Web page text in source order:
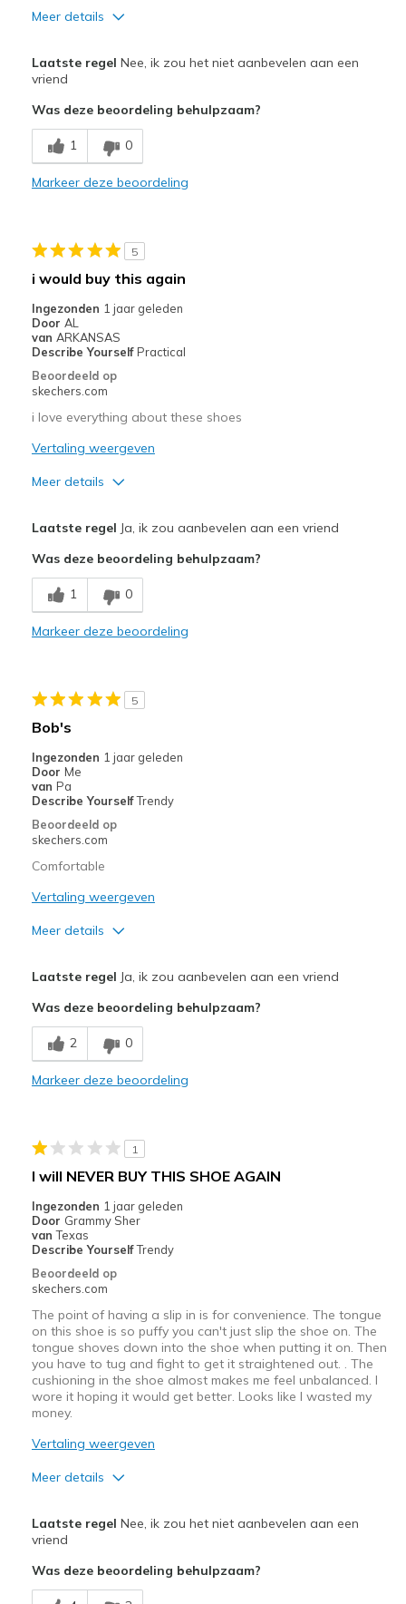
Meer details
Attractive Design
Breathe Well
Comfortable
Durable
Need Break In
Beste toepassingen
Casual Wear
Width
Feels true to width
Sizing
View On Shoes
Laatste regel Nee, ik zou het niet aanbevelen aan een
vriend
Was deze beoordeling behulpzaam?
1 0
Markeer deze beoordeling
5
i would buy this again
Ingezonden 1 jaar geleden
Door AL
van ARKANSAS
Describe Yourself Practical
Beoordeeld op
skechers.com
i love everything about these shoes
Vertaling weergeven
Meer details
Durable
Minpunten
Need Break In
Casual Wear
Sizing
View On Shoes
Shoes are for Wearing
Laatste regel Ja, ik zou aanbevelen aan een vriend
Was deze beoordeling behulpzaam?
1 0
Markeer deze beoordeling
5
Bob's
Ingezonden 1 jaar geleden
Door Me
van Pa
Describe YourselfTrendy
Beoordeeld op
skechers.com
Comfortable
Vertaling weergeven
Meer details
Comfortable
Stylish
View On Shoes
Shoes are for Wearing
Laatste regel Ja, ik zou aanbevelen aan een vriend
Was deze beoordeling behulpzaam?
2 0
Markeer deze beoordeling
1
I will NEVER BUY THIS SHOE AGAIN
Ingezonden 1 jaar geleden
Door Grammy Sher
van Texas
Describe YourselfTrendy
Beoordeeld op
skechers.com
The point of having a slip in is for convenience. The tongue
on this shoe is so puffy you can't just slip the shoe on. The
tongue shoves down into the shoe when putting it on. Then
you have to tug and fight to get it straightened out. . The
cushioning in the shoe almost makes me feel unbalanced. I
wore it hoping it would get better. Looks like I wasted my
money.
Vertaling weergeven
Meer details
Poor Cushioning
Poor Quality
Laatste regel Nee, ik zou het niet aanbevelen aan een
vriend
Was deze beoordeling behulpzaam?